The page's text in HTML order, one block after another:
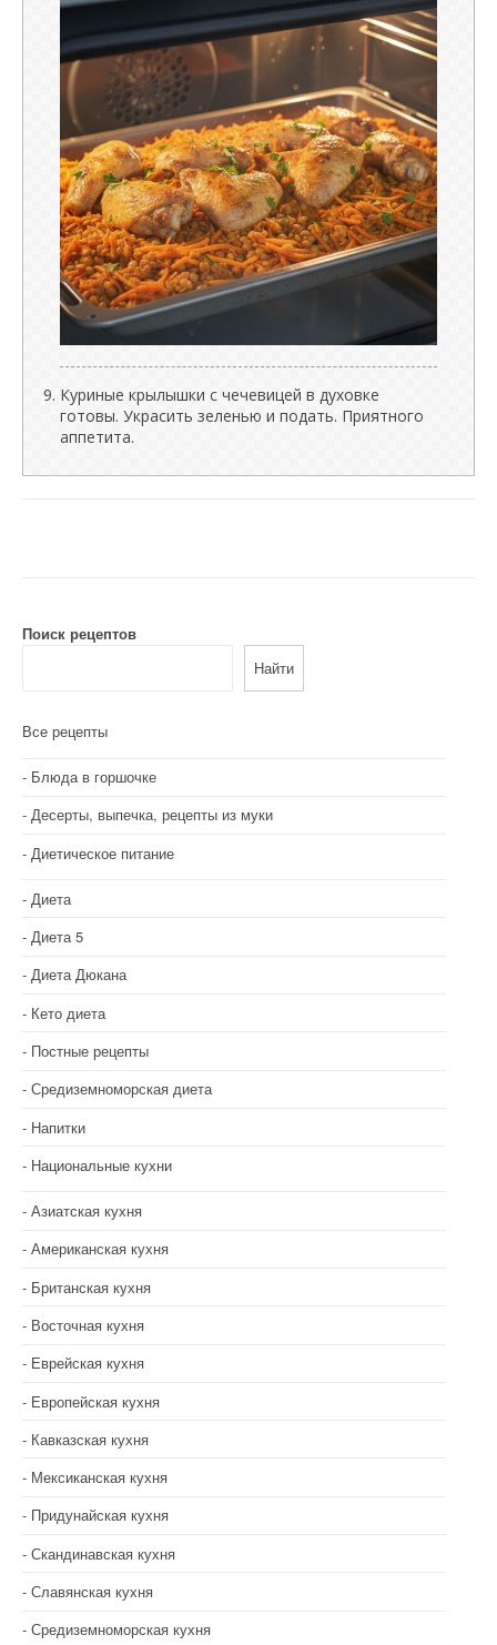
Куриные крылышки с чечевицей в духовке
готовы. Украсить зеленью и подать. Приятного
аппетита.
Поиск рецептов
Найти
Все рецепты
Блюда в горшочке
Десерты, выпечка, рецепты из муки
Диетическое питание
Диета
Диета 5
Диета Дюкана
Кето диета
Постные рецепты
Средиземноморская диета
Напитки
Национальные кухни
Азиатская кухня
Американская кухня
Британская кухня
Восточная кухня
Еврейская кухня
Европейская кухня
Кавказская кухня
Мексиканская кухня
Придунайская кухня
Скандинавская кухня
Славянская кухня
Средиземноморская кухня